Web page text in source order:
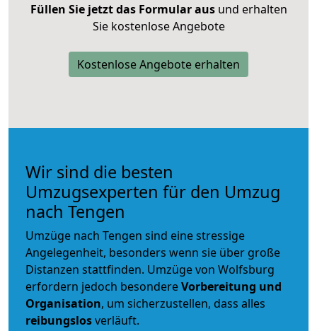
Füllen Sie jetzt das Formular ausund erhalten
Sie kostenlose Angebote
Kostenlose Angebote erhalten
Wir sind die besten
Umzugsexperten für den Umzug
nach Tengen
Umzüge nach Tengen sind eine stressige
Angelegenheit, besonders wenn sie über große
Distanzen stattfinden. Umzüge von Wolfsburg
erfordern jedoch besondereVorbereitung und
Organisation, um sicherzustellen, dass alles
reibungslosverläuft.